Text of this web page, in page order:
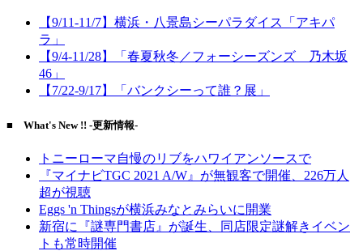
【9/11-11/7】横浜・八景島シーパラダイス「アキパ
ラ」
【9/4-11/28】「春夏秋冬／フォーシーズンズ 乃木坂
46」
【7/22-9/17】「バンクシーって誰？展」
■ What's New !! -更新情報-
トニーローマ自慢のリブをハワイアンソースで
『マイナビTGC 2021 A/W』が無観客で開催、226万人
超が視聴
Eggs 'n Thingsが横浜みなとみらいに開業
新宿に『謎専門書店』が誕生、同店限定謎解きイベン
トも常時開催